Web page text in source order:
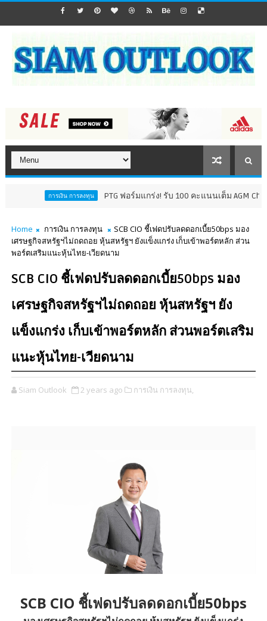
การเงิน การลงทุน PTG ฟอร์มแกร่ง! รับ 100 คะแนนเต็ม AGM Checklist
Home การเงิน การลงทุน
SCB CIO ชี้เฟดปรับลดดอกเบี้ย50bps มอง
เศรษฐกิจสหรัฐฯไม่ถดถอย หุ้นสหรัฐฯ ยังแข็งแกร่ง เก็บเข้าพอร์ตหลัก ส่วน
พอร์ตเสริมแนะหุ้นไทย-เวียดนาม
SCB CIO ชี้เฟดปรับลดดอกเบี้ย50bps มอง
เศรษฐกิจสหรัฐฯไม่ถดถอย หุ้นสหรัฐฯ ยัง
แข็งแกร่ง เก็บเข้าพอร์ตหลัก ส่วนพอร์ตเสริม
แนะหุ้นไทย-เวียดนาม
Siam Outlook 2 years ago การเงิน การลงทุน,
SCB CIO ชี้เฟดปรับลดดอกเบี้ย50bps